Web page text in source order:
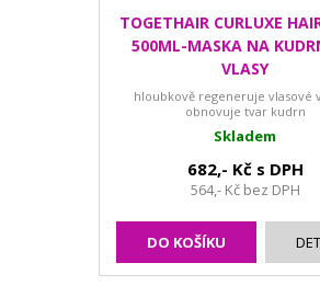
TOGETHAIR CURLUXE
500ML-MASKA NA
VLASY
hloubkově regeneruje vlasové
obnovuje tvar kudrn
Skladem
682,- Kč s DPH
564,- Kč bez DPH
DO KOŠÍKU